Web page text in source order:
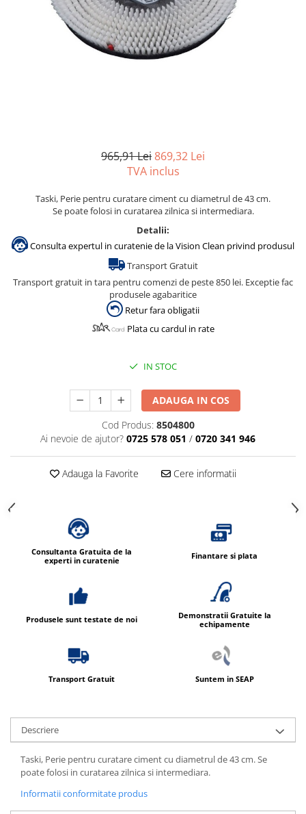
Gama de cosmetice hoteliere
Salvatore Ferragamo
Gama de cosmetice hoteliere Sense
965,91 Lei869,32 Lei
TVA inclus
Taski, Perie pentru curatare ciment cu diametrul de 43 cm.
Se poate folosi in curatarea zilnica si intermediara.
Detalii:
Consulta expertul in curatenie de la Vision Clean privind produsul
Transport Gratuit
Transport gratuit in tara pentru comenzi de peste 850 lei. Exceptie fac
produsele agabaritice
Retur fara obligatii
Plata cu cardul in rate
IN STOC
ADAUGA IN COS
Cod Produs: 8504800
Ai nevoie de ajutor? 0725 578 051 / 0720 341 946
Adauga la Favorite Cere informatii
Consultanta Gratuita de la
experti in curatenie
Finantare si plata
Produsele sunt testate de noi
Demonstratii Gratuite la
echipamente
Transport Gratuit Suntem in SEAP
Descriere
Taski, Perie pentru curatare ciment cu diametrul de 43 cm. Se
poate folosi in curatarea zilnica si intermediara.
Informatii conformitate produs